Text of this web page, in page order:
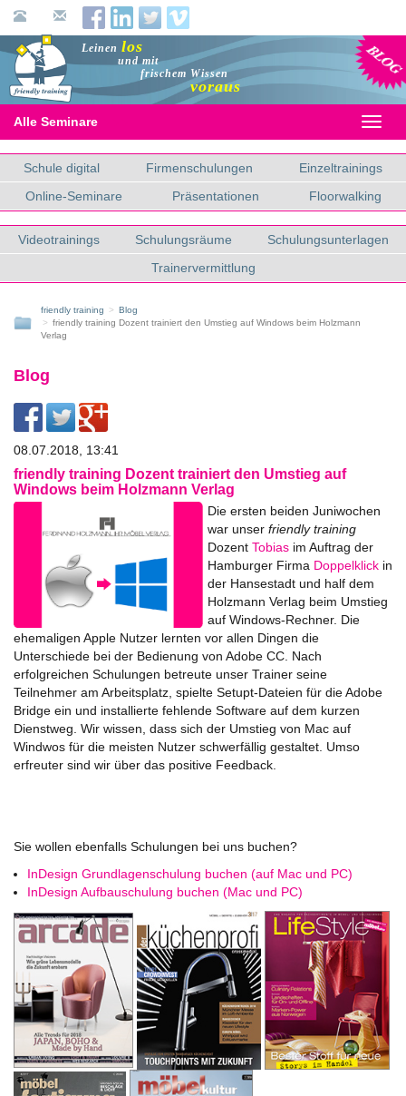
Blog
Leinen los
und mit
frischem Wissen
voraus
Alle Seminare
Schule digital Firmenschulungen
Einzeltrainings
Online-Seminare
Präsentationen Floorwalking
Videotrainings Schulungsräume
Schulungsunterlagen
Trainervermittlung
friendly training
Blog
friendly training Dozent trainiert den Umstieg auf Windows beim Holzmann
Verlag
Blog
08.07.2018, 13:41
friendly training Dozent trainiert den Umstieg auf
Windows beim Holzmann Verlag
Die ersten beiden Juniwochen
war unser friendly training
Dozent Tobias im Auftrag der
Hamburger Firma Doppelklick in
der Hansestadt und half dem
Holzmann Verlag beim Umstieg
auf Windows-Rechner. Die
ehemaligen Apple Nutzer lernten vor allen Dingen die
Unterschiede bei der Bedienung von Adobe CC. Nach
erfolgreichen Schulungen betreute unser Trainer seine
Teilnehmer am Arbeitsplatz, spielte Setupt-Dateien für die Adobe
Bridge ein und installierte fehlende Software auf dem kurzen
Dienstweg. Wir wissen, dass sich der Umstieg von Mac auf
Windwos für die meisten Nutzer schwerfällig gestaltet. Umso
erfreuter sind wir über das positive Feedback.
Sie wollen ebenfalls Schulungen bei uns buchen?
InDesign Grundlagenschulung buchen (auf Mac und PC)
InDesign Aufbauschulung buchen (Mac und PC)